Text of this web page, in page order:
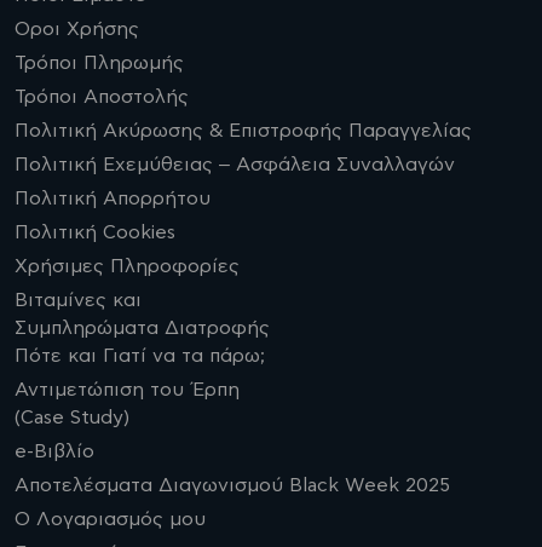
Οροι Χρήσης
Τρόποι Πληρωμής
Τρόποι Αποστολής
Πολιτική Ακύρωσης & Επιστροφής Παραγγελίας
Πολιτική Εχεμύθειας – Ασφάλεια Συναλλαγών
Πολιτική Απορρήτου
Πολιτική Cookies
Χρήσιμες Πληροφορίες
Βιταμίνες και
Συμπληρώματα Διατροφής
Πότε και Γιατί να τα πάρω;
Αντιμετώπιση του Έρπη
(Case Study)
e-Βιβλίο
Αποτελέσματα Διαγωνισμού Black Week 2025
Ο Λογαριασμός μου